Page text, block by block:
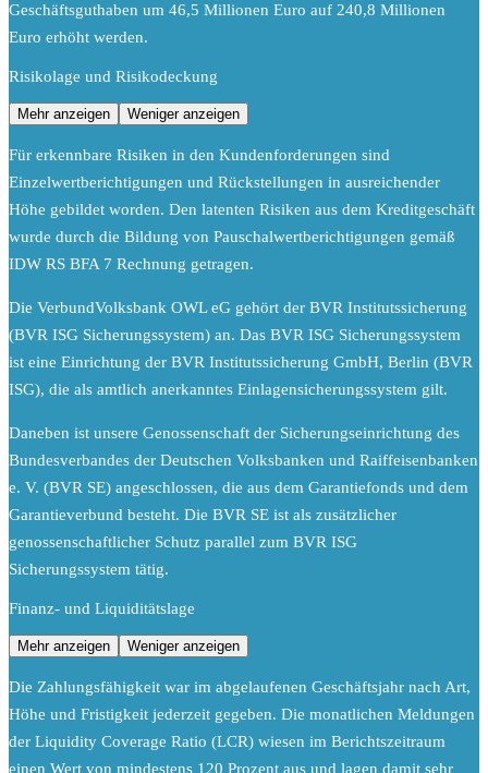
Geschäftsguthaben um 46,5 Millionen Euro auf 240,8 Millionen
Euro erhöht werden.
Risikolage und Risikodeckung
Mehr anzeigen Weniger anzeigen
Für erkennbare Risiken in den Kundenforderungen sind
Einzelwertberichtigungen und Rückstellungen in ausreichender
Höhe gebildet worden. Den latenten Risiken aus dem Kreditgeschäft
wurde durch die Bildung von Pauschalwertberichtigungen gemäß
IDW RS BFA 7 Rechnung getragen.
Die VerbundVolksbank OWL eG gehört der BVR Institutssicherung
(BVR ISG Sicherungssystem) an. Das BVR ISG Sicherungssystem
ist eine Einrichtung der BVR Institutssicherung GmbH, Berlin (BVR
ISG), die als amtlich anerkanntes Einlagensicherungssystem gilt.
Daneben ist unsere Genossenschaft der Sicherungseinrichtung des
Bundesverbandes der Deutschen Volksbanken und Raiffeisenbanken
e. V. (BVR SE) angeschlossen, die aus dem Garantiefonds und dem
Garantieverbund besteht. Die BVR SE ist als zusätzlicher
genossenschaftlicher Schutz parallel zum BVR ISG
Sicherungssystem tätig.
Finanz- und Liquiditätslage
Mehr anzeigen Weniger anzeigen
Die Zahlungsfähigkeit war im abgelaufenen Geschäftsjahr nach Art,
Höhe und Fristigkeit jederzeit gegeben. Die monatlichen Meldungen
der Liquidity Coverage Ratio (LCR) wiesen im Berichtszeitraum
einen Wert von mindestens 120 Prozent aus und lagen damit sehr